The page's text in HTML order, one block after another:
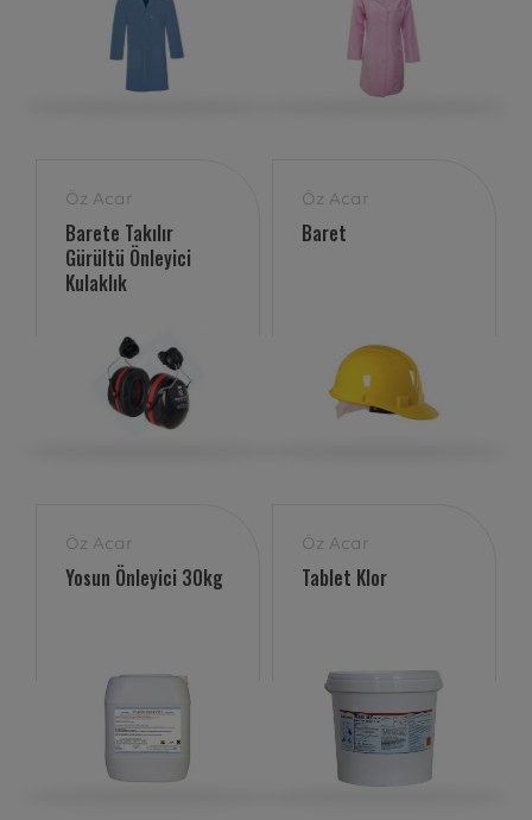
Öz Acar
Barete Takılır
Gürültü Önleyici
Kulaklık
Öz Acar
Baret
Öz Acar
Yosun Önleyici 30kg
Öz Acar
Tablet Klor